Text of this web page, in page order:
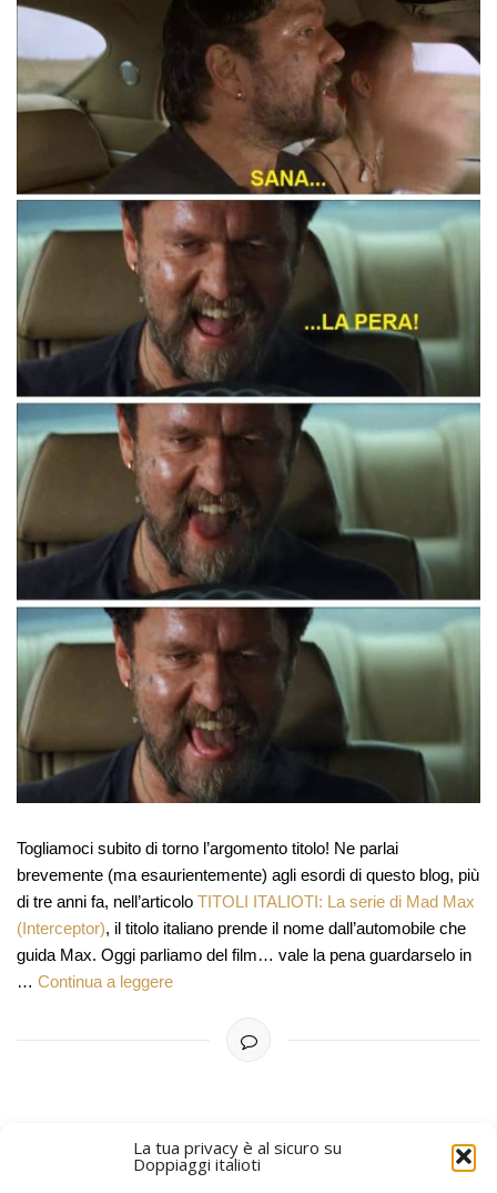
La tua privacy è al sicuro su
Doppiaggi italioti
Togliamoci subito di torno l’argomento titolo! Ne parlai
brevemente (ma esaurientemente) agli esordi di questo blog, più
di tre anni fa, nell’articolo TITOLI ITALIOTI: La serie di Mad Max
(Interceptor), il titolo italiano prende il nome dall’automobile che
guida Max. Oggi parliamo del film… vale la pena guardarselo in
… Continua a leggere
PIÙ RECENTI